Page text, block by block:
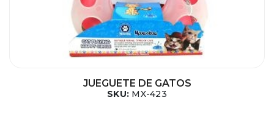
JUEGUETE DE GATOS
SKU: MX-423